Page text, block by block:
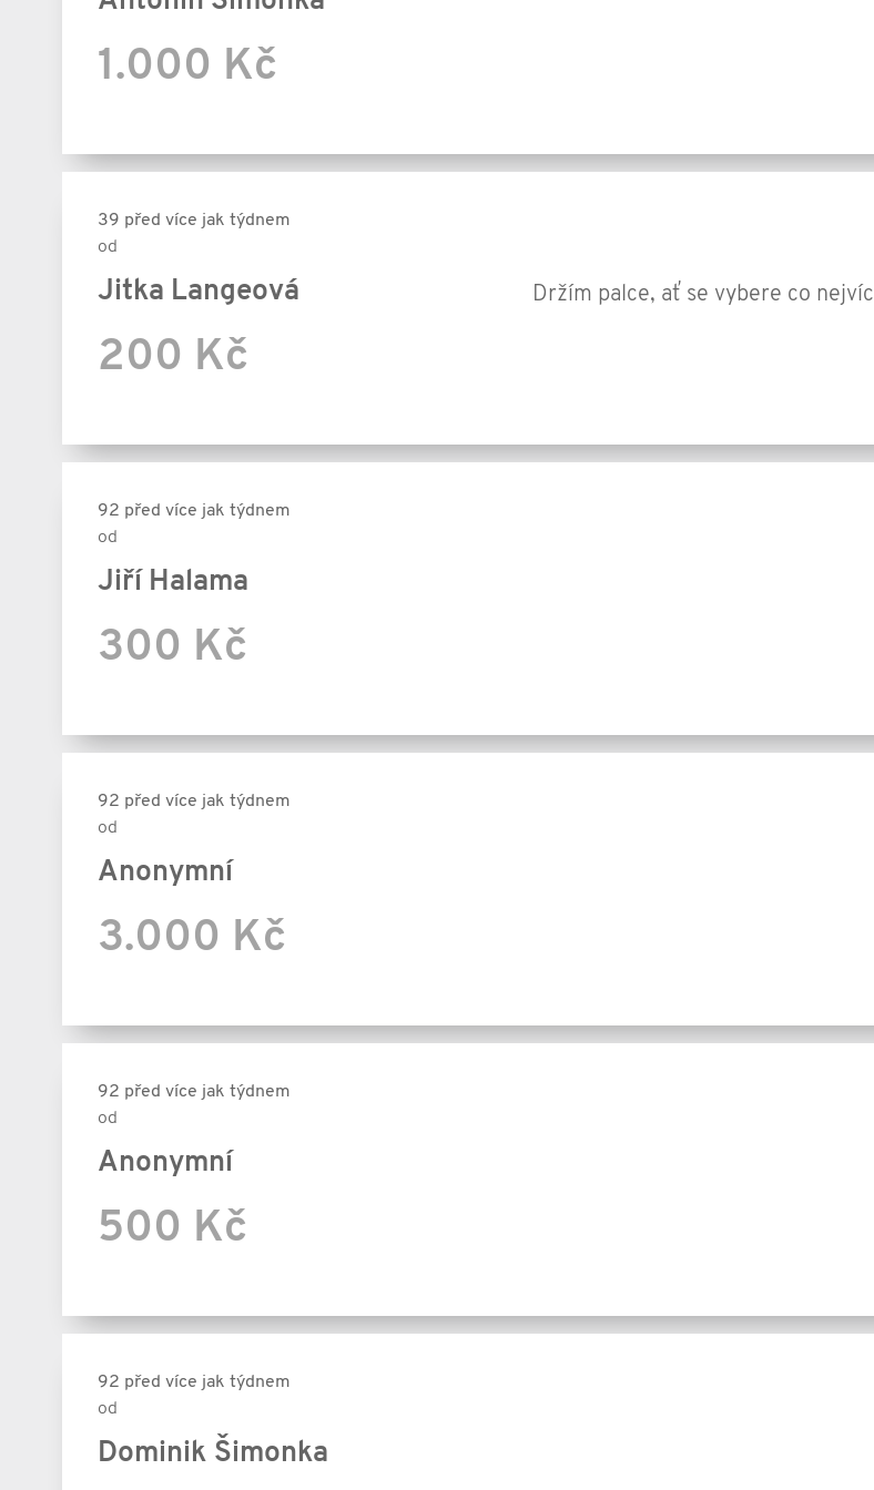
1.000 Kč
39 před více jak týdnem
od
Jitka Langeová
200 Kč
Držím palce, ať se vybere co nejvíc
92 před více jak týdnem
od
Jiří Halama
300 Kč
92 před více jak týdnem
od
Anonymní
3.000 Kč
92 před více jak týdnem
od
Anonymní
500 Kč
92 před více jak týdnem
od
Dominik Šimonka